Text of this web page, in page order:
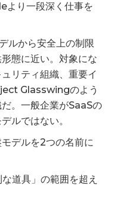
より一段深く仕事を
ルから安全上の制限
態に近い。対象にな
リティ組織、重要イ
Glasswingのよう
。一般企業がSaaSの
ルではない。
デルを2つの名前に
道具」の範囲を超え